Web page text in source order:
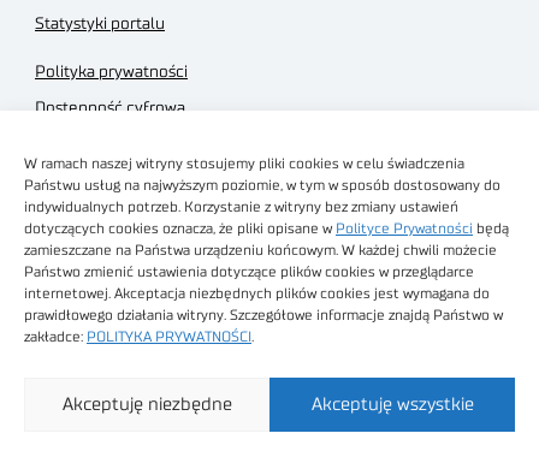
W ramach naszej witryny stosujemy pliki cookies w celu świadczenia
Państwu usług na najwyższym poziomie, w tym w sposób dostosowany do
indywidualnych potrzeb. Korzystanie z witryny bez zmiany ustawień
dotyczących cookies oznacza, że pliki opisane w Polityce Prywatności będą
zamieszczane na Państwa urządzeniu końcowym. W każdej chwili możecie
Państwo zmienić ustawienia dotyczące plików cookies w przeglądarce
internetowej. Akceptacja niezbędnych plików cookies jest wymagana do
prawidłowego działania witryny. Szczegółowe informacje znajdą Państwo w
zakładce: POLITYKA PRYWATNOŚCI
Akceptuję wszystkie
Akceptuję niezbędne
Statystyki portalu
Polityka prywatności
Dostępność cyfrowa
Regulamin sklepu
Obrazy stockowe
autorstwa
Technologiczny